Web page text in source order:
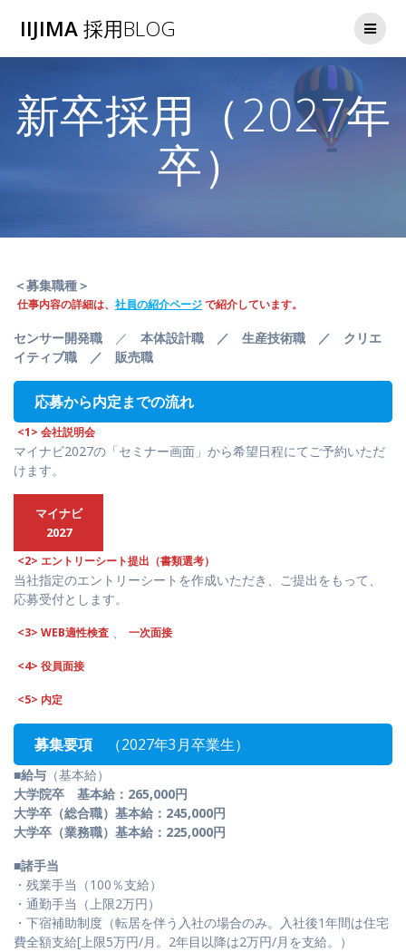
ッ
プ
IIJIMA採用BLOG
新卒採用（2027年
卒）
＜募集職種＞
仕事内容の詳細は、 社員の紹介ページで紹介しています。
センサー開発職 ／ 本体設計職 ／ 生産技術職 ／ クリエ
イティブ職 ／ 販売職
応募から内定までの流れ
<1> 会社説明会
マイナビ2027の「セミナー画面」から希望日程にてご予約いただ
けます。
マイナビ
2027
<2> エントリーシート提出（書類選考）
当社指定のエントリーシートを作成いただき、ご提出をもって、
応募受付とします。
<3> WEB適性検査 、 一次面接
<4> 役員面接
<5> 内定
募集要項（2027年3月卒業生）
■給与 （基本給）
大学院卒 基本給：265,000円
大学卒（総合職）基本給：245,000円
大学卒（業務職）基本給：225,000円
■諸手当
・残業手当（100％支給）
・通勤手当（上限2万円）
・下宿補助制度（転居を伴う入社の場合のみ。入社後1年間は住宅
費全額支給[上限5万円/月。2年目以降は2万円/月を支給。）